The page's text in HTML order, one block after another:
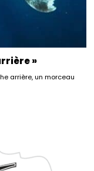
»
arrière, un morceau